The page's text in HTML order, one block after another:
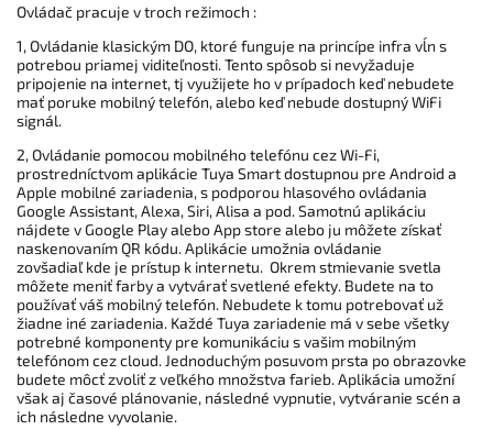
Ovládač pracuje v troch režimoch :
1, Ovládanie klasickým DO, ktoré funguje na princípe infra vĺn s
potrebou priamej viditeľnosti. Tento spôsob si nevyžaduje
pripojenie na internet, tj využijete ho v prípadoch keď nebudete
mať poruke mobilný telefón, alebo keď nebude dostupný WiFi
signál.
2, Ovládanie pomocou mobilného telefónu cez Wi-Fi,
prostredníctvom aplikácie Tuya Smart dostupnou pre Android a
Apple mobilné zariadenia, s podporou hlasového ovládania
Google Assistant, Alexa, Siri, Alisa a pod. Samotnú aplikáciu
nájdete v Google Play alebo App store alebo ju môžete získať
naskenovaním QR kódu. Aplikácie umožnia ovládanie
zovšadiaľ kde je prístup k internetu. Okrem stmievanie svetla
môžete meniť farby a vytvárať svetlené efekty. Budete na to
používať váš mobilný telefón. Nebudete k tomu potrebovať už
žiadne iné zariadenia. Každé Tuya zariadenie má v sebe všetky
potrebné komponenty pre komunikáciu s vašim mobilným
telefónom cez cloud. Jednoduchým posuvom prsta po obrazovke
budete môcť zvoliť z veľkého množstva farieb. Aplikácia umožní
však aj časové plánovanie, následné vypnutie, vytváranie scén a
ich následne vyvolanie.